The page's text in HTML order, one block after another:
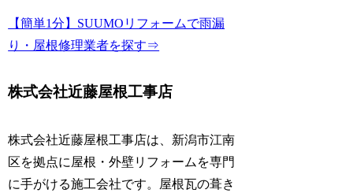
【簡単1分】SUUMOリフォームで雨漏
り・屋根修理業者を探す⇒
株式会社近藤屋根工事店
株式会社近藤屋根工事店は、新潟市江南
区を拠点に屋根・外壁リフォームを専門
に手がける施工会社です。屋根瓦の葺き